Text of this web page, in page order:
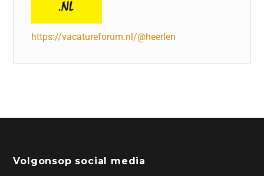
https://vacatureforum.nl/@heerlen
Volgonsop social media